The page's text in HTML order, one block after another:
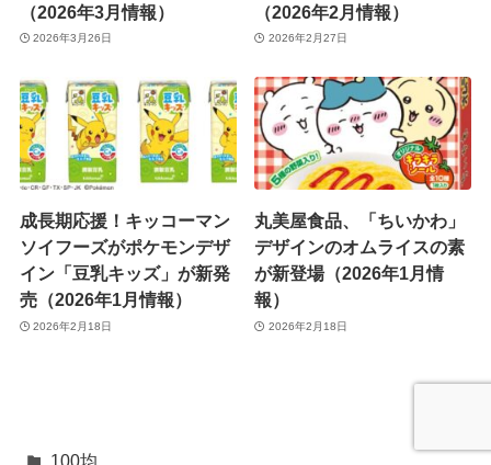
（2026年3月情報）
2026年3月26日
（2026年2月情報）
2026年2月27日
成長期応援！キッコーマン
ソイフーズがポケモンデザ
イン「豆乳キッズ」が新発
売（2026年1月情報）
2026年2月18日
丸美屋食品、「ちいかわ」
デザインのオムライスの素
が新登場（2026年1月情
報）
2026年2月18日
100均